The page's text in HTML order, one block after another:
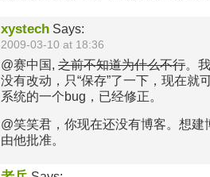
xystech Says:
2009-03-10 at 18:36
@赛中国, 之前不知道为什么不行。
没有改动，只“保存”了一下，现在就
系统的一个bug，已经修正。
@笑笑君，你现在还没有博客。想建
由他批准。